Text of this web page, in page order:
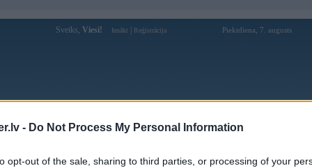
- Do Not Process My Personal Information
opt-out of the sale, sharing to third parties, or processing of your
Sveiks, Viesi! Ienākt Reģistrācija Piektdiena, 7. augusts
Forums Galerijas Reģistrācija Lietotāji
Lietotāja s8wtf profils